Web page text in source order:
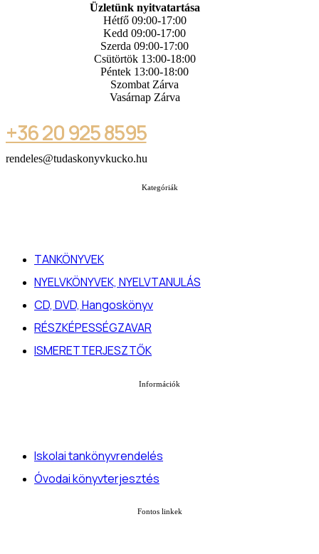
Üzletünk nyitvatartása
Hétfő 09:00-17:00
Kedd 09:00-17:00
Szerda 09:00-17:00
Csütörtök 13:00-18:00
Péntek 13:00-18:00
Szombat Zárva
Vasárnap Zárva
+36 20 925 8595
rendeles@tudaskonyvkucko.hu
Kategóriák
TANKÖNYVEK
NYELVKÖNYVEK, NYELVTANULÁS
CD, DVD, Hangoskönyv
RÉSZKÉPESSÉGZAVAR
ISMERETTERJESZTŐK
Információk
Iskolai tankönyvrendelés
Óvodai könyvterjesztés
Fontos linkek